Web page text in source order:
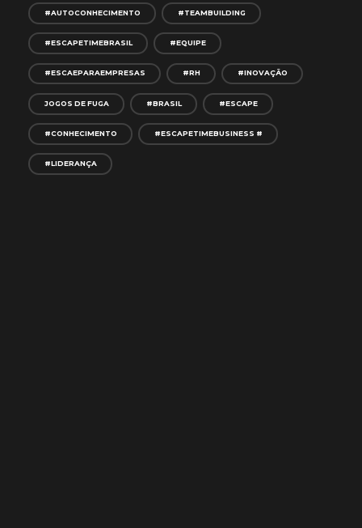
#AUTOCONHECIMENTO #TEAMBUILDING
#ESCAPETIMEBRASIL #EQUIPE
#ESCAEPARAEMPRESAS #RH #INOVAÇÃO
JOGOS DE FUGA #BRASIL #ESCAPE
#CONHECIMENTO #ESCAPETIMEBUSINESS #
#LIDERANÇA